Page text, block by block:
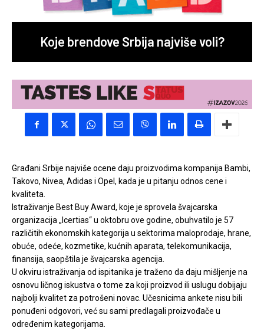
Koje brendove Srbija najviše voli?
Građani Srbije najviše ocene daju proizvodima kompanija Bambi,
Takovo, Nivea, Adidas i Opel, kada je u pitanju odnos cene i
kvaliteta.
Istraživanje Best Buy Award, koje je sprovela švajcarska
organizacija „Icertias“ u oktobru ove godine, obuhvatilo je 57
različitih ekonomskih kategorija u sektorima maloprodaje, hrane,
obuće, odeće, kozmetike, kućnih aparata, telekomunikacija,
finansija, saopštila je švajcarska agencija.
U okviru istraživanja od ispitanika je traženo da daju mišljenje na
osnovu ličnog iskustva o tome za koji proizvod ili uslugu dobijaju
najbolji kvalitet za potrošeni novac. Učesnicima ankete nisu bili
ponuđeni odgovori, već su sami predlagali proizvođače u
određenim kategorijama.